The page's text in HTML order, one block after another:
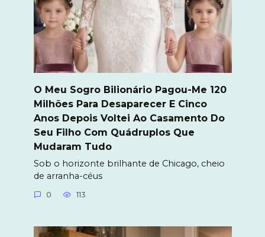
O Meu Sogro Bilionário Pagou-Me 120
Milhões Para Desaparecer E Cinco
Anos Depois Voltei Ao Casamento Do
Seu Filho Com Quádruplos Que
Mudaram Tudo
Sob o horizonte brilhante de Chicago, cheio
de arranha-céus
0 113